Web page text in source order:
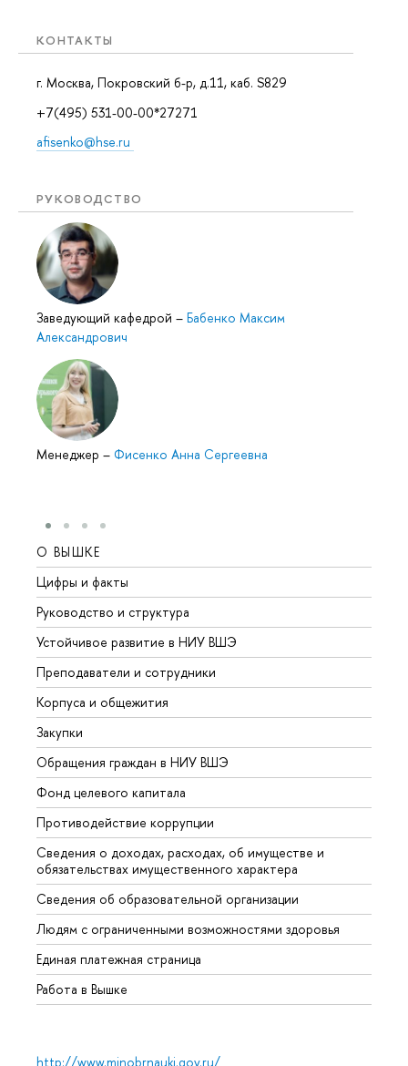
КОНТАКТЫ
г. Москва, Покровский б-р, д.11, каб. S829
+7(495) 531-00-00*27271
afisenko@hse.ru
РУКОВОДСТВО
Заведующий кафедрой – Бабенко Максим
Александрович
Менеджер – Фисенко Анна Сергеевна
О ВЫШКЕ
Цифры и факты
Руководство и структура
Устойчивое развитие в НИУ ВШЭ
Преподаватели и сотрудники
Корпуса и общежития
Закупки
Обращения граждан в НИУ ВШЭ
Фонд целевого капитала
Противодействие коррупции
Сведения о доходах, расходах, об имуществе и
обязательствах имущественного характера
Сведения об образовательной организации
Людям с ограниченными возможностями здоровья
Единая платежная страница
Работа в Вышке
http://www.minobrnauki.gov.ru/